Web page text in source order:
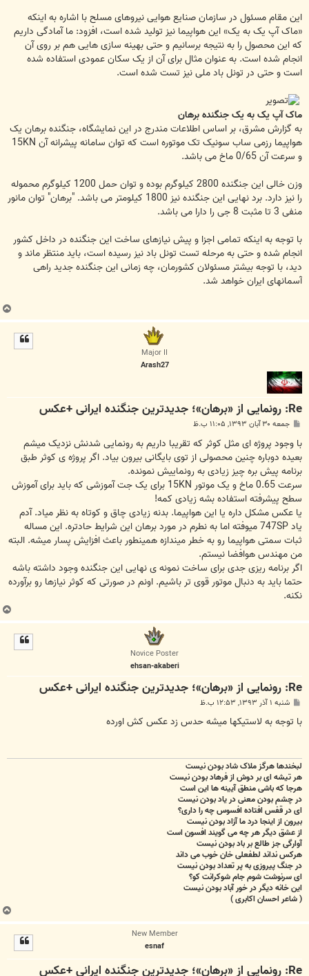
این مقام مسئول در سازمان صنایع هوایی نیروهای مسلح با اشاره به اینکه
«ماک آپ یک به یک» این هواپیما نیز تولید شده است، افزود: ما آمادگی داریم
که این محصول را به نتیجه برسانیم و حتی بهینه سازی هایی هم بر روی آن
انجام شده است. به عنوان مثال برای آن از یک سکان عمودی استفاده شده
است و حتی در تونل باد ملی نیز تست شده است.
ماک آپ یک به یک جنگنده برهان
به گزارش مشرق، بر اساس اطلاعات مندرج در این نمایشگاه، جنگنده برهان یک
هواپیما رزمی ساب سونیک تک موتوره است که توان سامانه پیشرانه آن 15KN
و سرعت آن 0/65 ماخ می باشد.
وزن خالی این جنگنده 2800 کیلوگرم بوده و توان حمل 1200 کیلوگرم محموله
را نیز دارد. برد نهایی این جنگنده نیز 1800 کیلومتر می باشد. "برهان" توان مانور
منفی 3 تا مثبت 8 جی را دارا می باشد.
با توجه به اینکه تمامی اجزا و پیش نیازهای ساخت این جنگنده در داخل کشور
انجام شده و حتی به مرحله تست تونل باد نیز رسیده است، باید منتظر ماند و
دید، با توجه بیشتر مسئولان کشورمان، چه زمانی این جنگنده جدید راهی
آسمانهای ایران خواهد شد.
Major II
Arash27
Re: رونمایی از «برهان»؛ جدیدترین جنگنده ایرانی +عکس
ت
جمعه ۳۰ آبان ۱۳۹۳, ۱۱:۰۵ ب.ظ
با وجود پروژه ای مثل کوثر که تقریبا داریم به رونمایی شدنش نزدیک میشم
بعیده دوباره چنین محصولی از توی بایگانی بیرون بیاد. اگر پروژه ی کوثر طبق
برنامه پیش بره چیز زیادی به رونماییش نمونده.
سرعت 0.65 ماخ و یک موتور 15KN برای یک جت آموزشی که باید برای آموزش
سطح پیشرفته استفاده بشه زیادی کمه!
یا عکس مشکل داره یا این هواپیما. بدنه زیادی چاق و کوتاه به نظر میاد. آدم
یاد 747SP میوفته اما به نطرم در مورد برهان این شرایط حادتره. این مساله
ثبات سمتی هواپیما رو به خطر میندازه همینطور باعث افزایش پسار میشه. البته
من مهندس هوافضا نیستم.
اگر برنامه ریزی جدی برای ساخت نمونه ی نهایی این جنگنده وجود داشته باشه
حتما باید به دنبال موتور قوی تر باشیم. اونم در صورتی که کوثر نیازها رو برآورده
نکنه.
Novice Poster
ehsan-akaberi
Re: رونمایی از «برهان»؛ جدیدترین جنگنده ایرانی +عکس
ت
شنبه ۱ آذر ۱۳۹۳, ۱۲:۵۳ ب.ظ
با توجه به لاستیکها میشه حدس زد عکس کش اورده
لبخندها هرگز ملاک شاد بودن نیست
هر تیشه ای بر دوش از فرهاد بودن نیست
هرجا که باشی منطق آیینه ها این است
در چشم بودن معنی در یاد بودن نیست
ای در قفس افتاده افسوس چه را داری؟
بیرون از اینجا درد ما آزاد بودن نیست
از عشق دیگر هر چه می گویند افسون است
آوارگی جز طالع بر باد بودن نیست
هرکس نداند لطفعلی خان خوب می داند
در جنگ پیروزی به پر تعداد بودن نیست
ای سرنوشت شوم جام شوکرانت کو؟
این خانه دیگر در خور آباد بودن نیست
( شاعر احسان اکابری )
New Member
esnaf
Re: رونمایی از «برهان»؛ جدیدترین جنگنده ایرانی +عکس